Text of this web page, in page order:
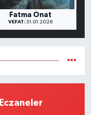
Fatma Onat
VEFAT:31.01.2026